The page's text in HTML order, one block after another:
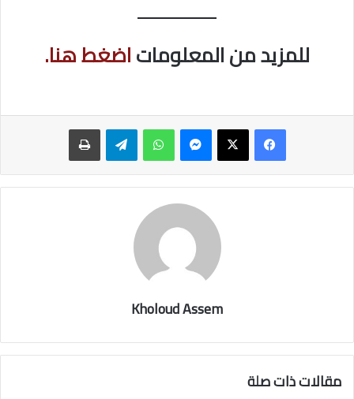
للمزيد من المعلوماتاضغط هنا.
ماسنجر واتساب تيلقرام طباعة
Kholoud Assem
مقالات ذات صلة